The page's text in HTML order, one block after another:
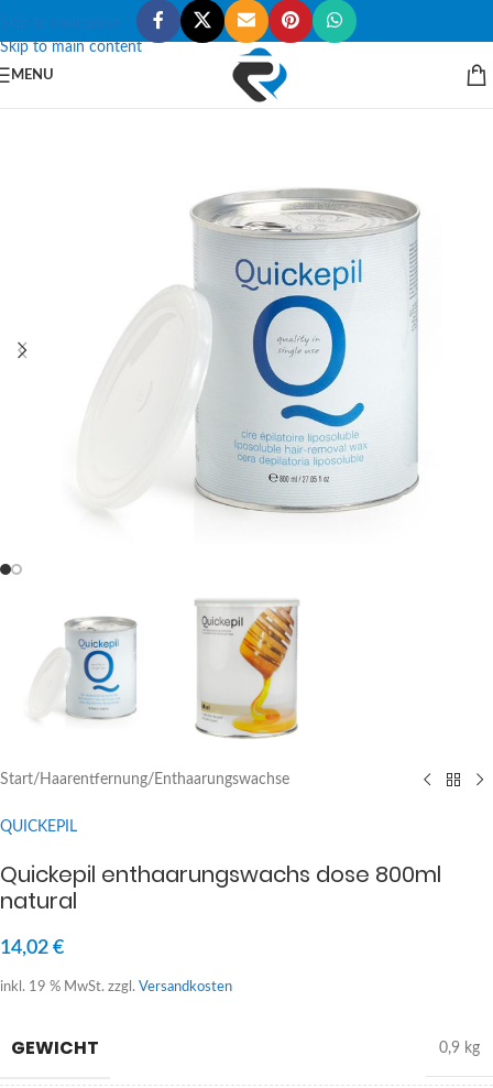
Skip to navigation
Skip to main content
MENU
Start/ Haarentfernung/ Enthaarungswachse
QUICKEPIL
Quickepil enthaarungswachs dose 800ml
natural
14,02 €
inkl. 19 % MwSt. zzgl. Versandkosten
GEWICHT 0,9 kg